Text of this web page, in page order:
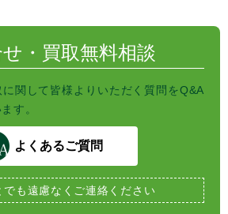
・買取無料相談
関して皆様よりいただく質問をQ&A
す。
よくあるご質問
でも遠慮なくご連絡ください